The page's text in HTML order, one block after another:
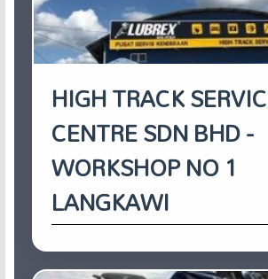
HIGH TRACK
CENTRE SDN BHD -
WORKSHOP NO 1
LANGKAWI